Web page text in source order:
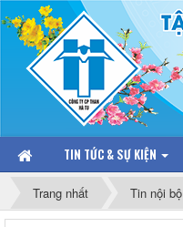
TIN TỨC & SỰ KIỆN
Trang nhất Tin nội bộ